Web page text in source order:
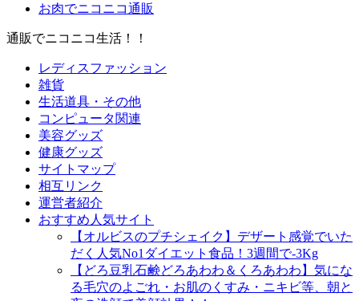
お肉でニコニコ通販
通販でニコニコ生活！！
レディスファッション
雑貨
生活道具・その他
コンピュータ関連
美容グッズ
健康グッズ
サイトマップ
相互リンク
運営者紹介
おすすめ人気サイト
【オルビスのプチシェイク】デザート感覚でいた
だく人気No1ダイエット食品！3週間で-3Kg
【どろ豆乳石鹸どろあわわ＆くろあわわ】気にな
る毛穴のよごれ・お肌のくすみ・ニキビ等、朝と